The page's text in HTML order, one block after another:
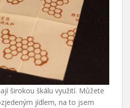
širokou škálu využití. Můžete
jídlem, na to jsem